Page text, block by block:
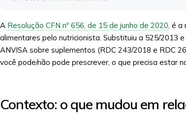
A Resolução CFN nº 656, de 15 de junho de 2020, é a
alimentares pelo nutricionista. Substituiu a 525/2013
ANVISA sobre suplementos (RDC 243/2018 e RDC
você pode/não pode prescrever, o que precisa estar
Contexto: o que mudou em